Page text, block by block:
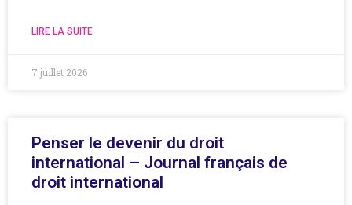
LIRE LA SUITE
7 juillet 2026
Penser le devenir du droit
international – Journal français de
droit international